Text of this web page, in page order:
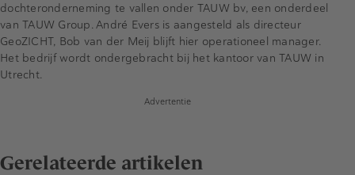
dochteronderneming te vallen onder TAUW bv, een onderdeel
van TAUW Group. André Evers is aangesteld als directeur
GeoZICHT, Bob van der Meij blijft hier operationeel manager.
Het bedrijf wordt ondergebracht bij het kantoor van TAUW in
Utrecht.
Advertentie
Gerelateerde artikelen